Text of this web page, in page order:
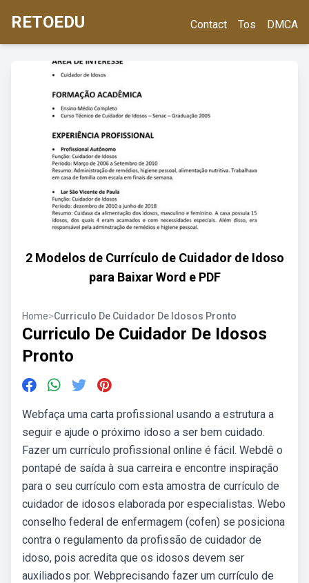
RETOEDU Contact Tos DMCA
2 Modelos de Currículo de Cuidador de Idoso
para Baixar Word e PDF
Home>Curriculo De Cuidador De Idosos Pronto
Curriculo De Cuidador De Idosos
Pronto
Webfaça uma carta profissional usando a estrutura a
seguir e ajude o próximo idoso a ser bem cuidado.
Fazer um currículo profissional online é fácil. Webdê o
pontapé de saída à sua carreira e encontre inspiração
para o seu currículo com esta amostra de currículo de
cuidador de idosos elaborada por especialistas. Webo
conselho federal de enfermagem (cofen) se posiciona
contra o regulamento da profissão de cuidador de
idoso, pois acredita que os idosos devem ser
auxiliados por. Webprecisando fazer um currículo de